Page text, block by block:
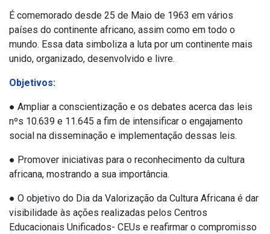
É comemorado desde 25 de Maio de 1963 em vários
países do continente africano, assim como em todo o
mundo. Essa data simboliza a luta por um continente mais
unido, organizado, desenvolvido e livre.
Objetivos:
● Ampliar a conscientização e os debates acerca das leis
nºs 10.639 e 11.645 a fim de intensificar o engajamento
social na disseminação e implementação dessas leis.
● Promover iniciativas para o reconhecimento da cultura
africana, mostrando a sua importância.
● O objetivo do Dia da Valorização da Cultura Africana é dar
visibilidade às ações realizadas pelos Centros
Educacionais Unificados- CEUs e reafirmar o compromisso